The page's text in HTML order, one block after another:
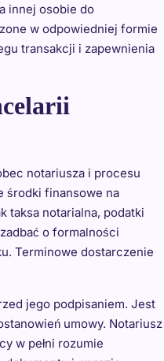
innej osobie do
w odpowiedniej formie
transakcji i zapewnienia
notariusza i procesu
środki finansowe na
taksa notarialna, podatki
o formalności
Terminowe dostarczenie
jego podpisaniem. Jest
umowy. Notariusz
w pełni rozumie